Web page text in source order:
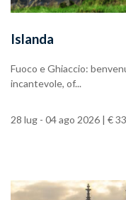
Islanda
Fuoco e Ghiaccio:
incantevole, of...
28 lug - 04 ago 2026 | €